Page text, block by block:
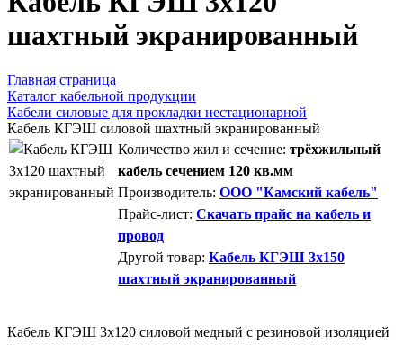
шахтный экранированный
Главная страница
Каталог кабельной продукции
Кабели силовые для прокладки нестационарной
Кабель КГЭШ силовой шахтный экранированный
Количество жил и сечение: трёхжильный
кабель сечением 120 кв.мм
Производитель: ООО "Камский кабель"
Прайс-лист: Скачать прайс на кабель и
провод
Другой товар: Кабель КГЭШ 3x150
шахтный экранированный
Кабель КГЭШ 3x120 силовой медный с резиновой изоляцией